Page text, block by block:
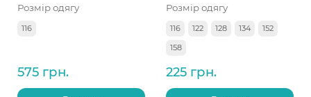
Розмір одягу
116
575 грн.
Розмір одягу
116 122 128 134
152
158
225 грн.